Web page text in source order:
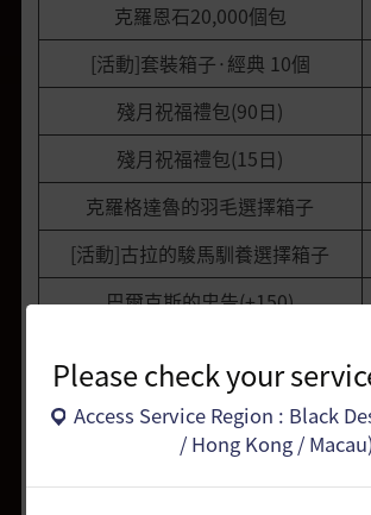
Please check your
Access Service Region : Black
/ Hong Kong / Macau)
克羅恩石20,000個包
[活動]套裝箱子·經典 10個
殘月祝福禮包(90日)
殘月祝福禮包(15日)
克羅格達魯的羽毛選擇箱子
[活動]古拉的駿馬馴養選擇箱子
巴爾克斯的忠告(+150)
[活動]套裝箱子·經典
[活動]微弱的吞噬黑暗的起源 5個
[活動]套裝箱子·精品